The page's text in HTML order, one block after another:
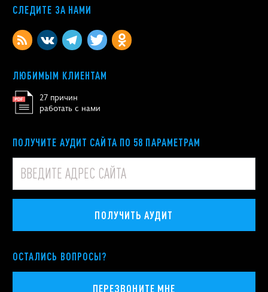
СЛЕДИТЕ ЗА НАМИ
ЛЮБИМЫМ КЛИЕНТАМ
27 причин
работать с нами
ПОЛУЧИТЕ АУДИТ САЙТА ПО 58 ПАРАМЕТРАМ
ПОЛУЧИТЬ АУДИТ
ОСТАЛИСЬ ВОПРОСЫ?
ПЕРЕЗВОНИТЕ МНЕ